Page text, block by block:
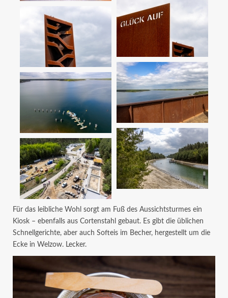
Für das leibliche Wohl sorgt am Fuß des Aussichtsturmes ein
Kiosk – ebenfalls aus Cortenstahl gebaut. Es gibt die üblichen
Schnellgerichte, aber auch Softeis im Becher, hergestellt um die
Ecke in Welzow. Lecker.